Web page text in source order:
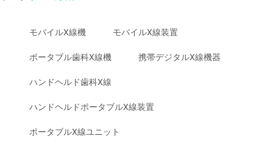
モバイルX線機 モバイルX線装置
ポータブル歯科X線機 携帯デジタルX線機器
ハンドヘルド歯科X線
ハンドヘルドポータブルX線装置
ポータブルX線ユニット